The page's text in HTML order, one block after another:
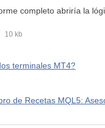
completo abriría la
10 kb
terminales MT4?
de Recetas MQL5: